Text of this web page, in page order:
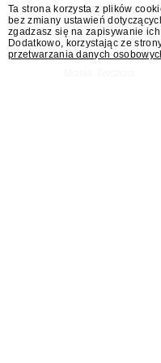
informacyjnego w
zaplanowano
"Jesteśmy stąd".
podsumowują
Ta strona korzysta z plików
bez zmiany ustawień
zgadzasz się na zapisywanie
Dodatkowo, korzystając ze
przetwarzania danych